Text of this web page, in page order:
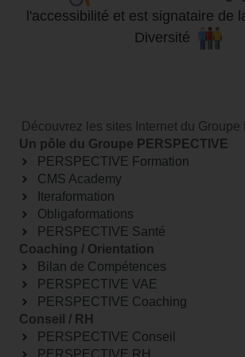
l'accessibilité et est signataire de
Diversité
Découvrez les sites Internet du
Un pôle du Groupe PERSPECTIVE
PERSPECTIVE Formation
CMS Academy
Iteraformation
Obligaformations
PERSPECTIVE Santé
Coaching / Orientation
Bilan de Compétences
PERSPECTIVE VAE
PERSPECTIVE Coaching
Conseil / RH
PERSPECTIVE Conseil
PERSPECTIVE RH